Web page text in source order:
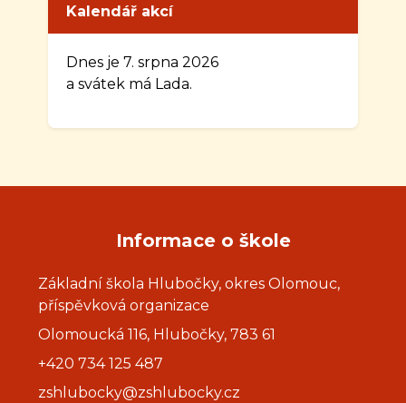
Kalendář akcí
Dnes je 7. srpna 2026
a svátek má Lada.
Informace o škole
Základní škola Hlubočky, okres Olomouc,
příspěvková organizace
Olomoucká 116, Hlubočky, 783 61
+420 734 125 487
zshlubocky@zshlubocky.cz